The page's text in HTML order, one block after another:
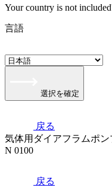
Your country is not
言語
選択を確定
戻る
気体用ダイアフラムポン
N 0100
戻る